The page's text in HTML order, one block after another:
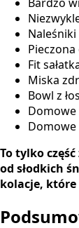
Fit
Miska
Bowl z
To tylko
od słodkich
kolacje,